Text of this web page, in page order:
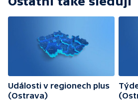
Události v regionech plus
(Ostrava)